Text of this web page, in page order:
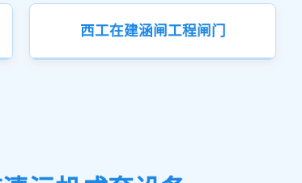
西工在建涵闸工程闸门